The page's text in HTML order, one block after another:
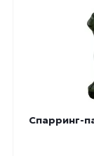
Спарринг-